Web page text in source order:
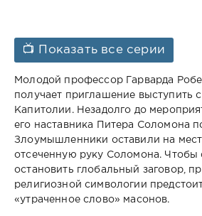
📺 Показать все серии
Молодой профессор Гарварда
получает приглашение выступить
Капитолии. Незадолго до
его наставника Питера Соломона
Злоумышленники оставили на
отсеченную руку Соломона. Чтобы
остановить глобальный заговор,
религиозной символогии
«утраченное слово» масонов.